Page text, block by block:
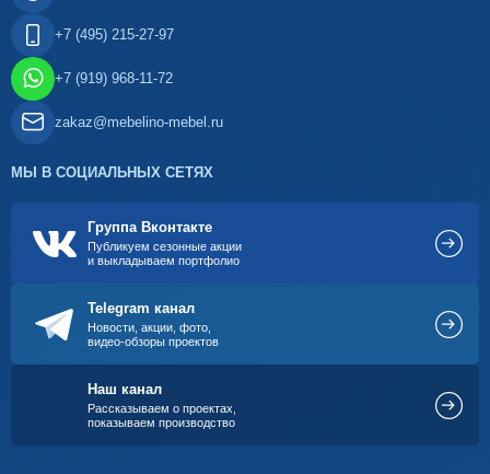
+7 (495) 215-27-97
+7 (919) 968-11-72
zakaz@mebelino-mebel.ru
МЫ В СОЦИАЛЬНЫХ СЕТЯХ
Группа Вконтакте
Публикуем сезонные акции
и выкладываем портфолио
Telegram канал
Новости, акции, фото,
видео-обзоры проектов
Наш канал
Рассказываем о проектах,
показываем производство